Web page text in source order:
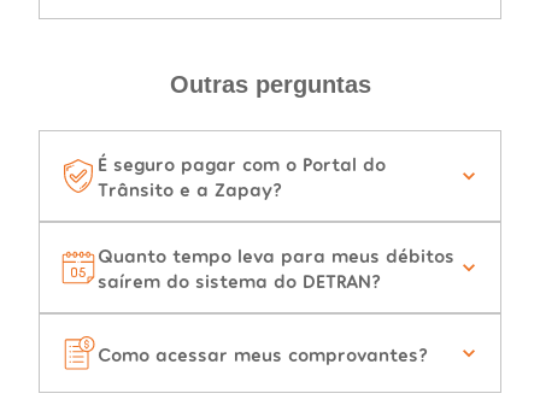
Outras perguntas
É seguro pagar com o Portal do
Trânsito e a Zapay?
Quanto tempo leva para meus débitos
saírem do sistema do DETRAN?
Como acessar meus comprovantes?